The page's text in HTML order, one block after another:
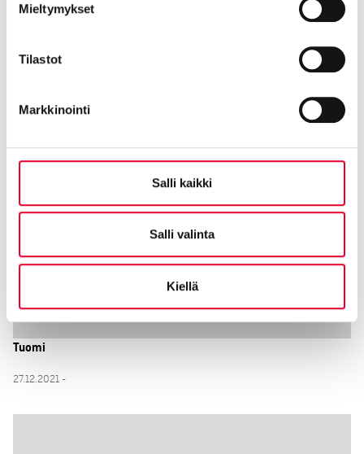
Mieltymykset
Tilastot
Markkinointi
Salli kaikki
Salli valinta
Kiellä
27.12.2021 -
Tuomi
27.12.2021 -